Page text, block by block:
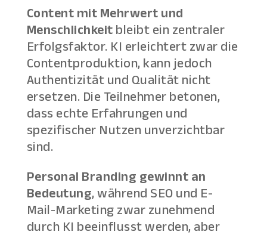
Content mit Mehrwert und
Menschlichkeitbleibt ein zentraler
Erfolgsfaktor. KI erleichtert zwar die
Contentproduktion, kann jedoch
Authentizität und Qualität nicht
ersetzen. Die Teilnehmer betonen,
dass echte Erfahrungen und
spezifischer Nutzen unverzichtbar
sind.
Personal Branding gewinnt an
Bedeutung, während SEO und E-
Mail-Marketing zwar zunehmend
durch KI beeinflusst werden, aber